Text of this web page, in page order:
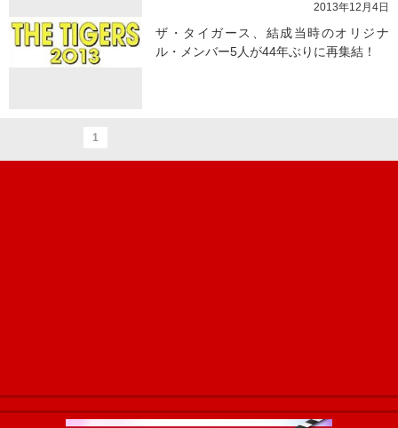
2013年12月4日
ザ・タイガース、結成当時のオリジナ
ル・メンバー5人が44年ぶりに再集結！
1